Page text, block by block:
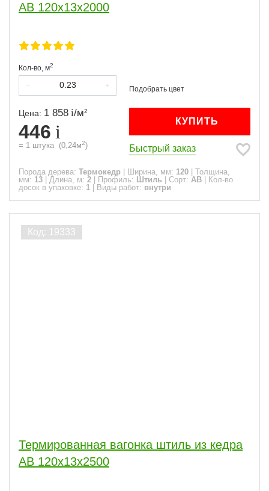
АВ 120х13х2000
Кол-во, м2
Цена: 1 858 /м2
446
= 1 штука (0,24м2)
КУПИТЬ
Быстрый заказ
Порода дерева: Термокедр Ширина, мм: 120
Толщина,
мм: 13 Длина, м: 2 Профиль: Штиль Сорт: АВ
Кол-во
досок в упаковке: 1 Виды работ: внутри
Термированная вагонка штиль из кедра
АВ 120х13х2500